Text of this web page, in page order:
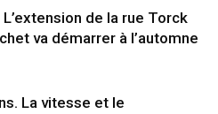
L’extension de la rue Torck
va démarrer à l’automne
La vitesse et le